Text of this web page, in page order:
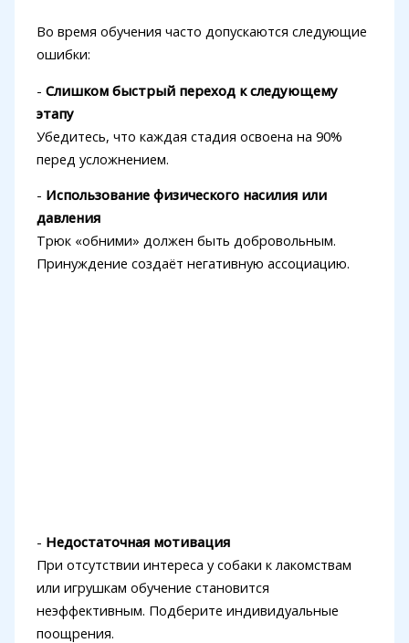
Во время обучения часто допускаются следующие
ошибки:
- Слишком быстрый переход к следующему
этапу
Убедитесь, что каждая стадия освоена на 90%
перед усложнением.
- Использование физического насилия или
давления
Трюк «обними» должен быть добровольным.
Принуждение создаёт негативную ассоциацию.
- Недостаточная мотивация
При отсутствии интереса у собаки к лакомствам
или игрушкам обучение становится
неэффективным. Подберите индивидуальные
поощрения.